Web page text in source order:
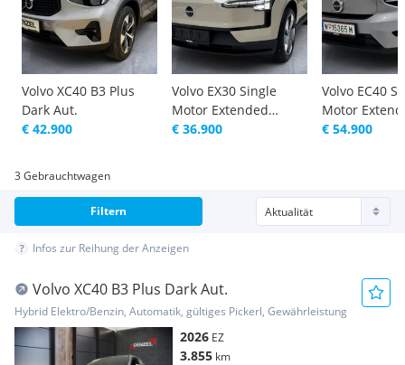
Volvo XC40 B3 Plus
Dark Aut.
€ 42.900
Volvo EX30 Single
Motor Extended
Range 69kWh Core
€ 36.900
Volvo EC40
Motor
Range
€ 54.900
3 Gebrauchtwagen
Filtern
Infos zur Reihung der Anzeigen
Volvo XC40 B3 Plus Dark Aut.
Hybrid Elektro/Benzin, Automatik, gültiges Pickerl, Gewährleistung
2026 EZ
3.855 km